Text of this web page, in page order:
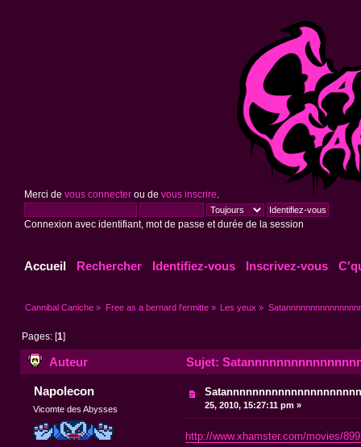
Merci de vous connecterou de vous inscrire
Connexion avec identifiant, mot de passe et durée de la session
Accueil Rechercher Identifiez-vous Inscrivez-vous
Cannibal Caniche » Free as a bernard l'ermitte» Les yeux »
Pages: [1]
Auteur Sujet:
Napolecon
Vicomte des Abysses 25, 2010, 15:27:11 pm »
http://www.xhamster.com/movies/